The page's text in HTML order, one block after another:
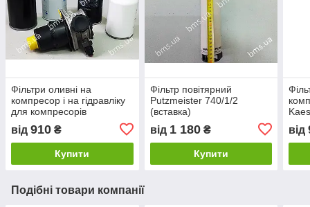
Фільтри оливні на
компресор і на гідравліку
для компресорів
від 910 ₴
Купити
Фільтр повітярний
Putzmeister 740/1/2
(вставка)
від 1 180₴
Купити
від
Подібні товари компанії